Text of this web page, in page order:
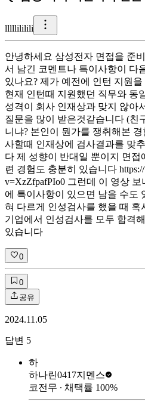
lllllililili
안녕하세요 삼성전자 면접을 준
서 남긴 코멘트나 특이사항이 다
있나요? 제가 예전에 인턴 지원
현재 인턴때 지원했던 직무와 동
성격이 회사 인재상과 맞지 않아
질문을 많이 받은것같습니다 (친
니냐? 본인이 뭔가를 쟁취해본
사할때 인재상에 검사결과를 맞
다 제 성향이 반대일 뿐이지 면
련 경험도 충분히 있습니다
v=XzZfpafPIo0 그런데 이 영상
에 특이사항이 있으면 남을 수도
혀 다르게 인성검사를 했을 때 혹
기업에서 인성검사를 모두 합격
있습니다
0
0
공유
2024.11.05
답변 5
하
하나린0417지멘스
코전무 ∙ 채택률 100%